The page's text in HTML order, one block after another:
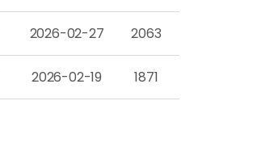
2026-02-27 2063
2026-02-19 1871